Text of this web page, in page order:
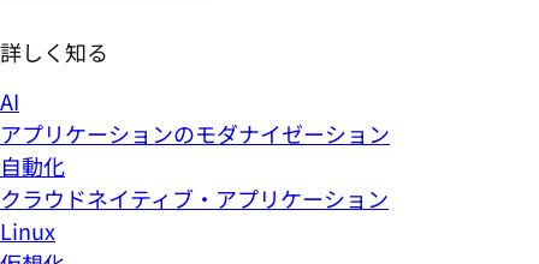
詳しく知る
AI
アプリケーションのモダナイゼーション
自動化
クラウドネイティブ・アプリケーション
Linux